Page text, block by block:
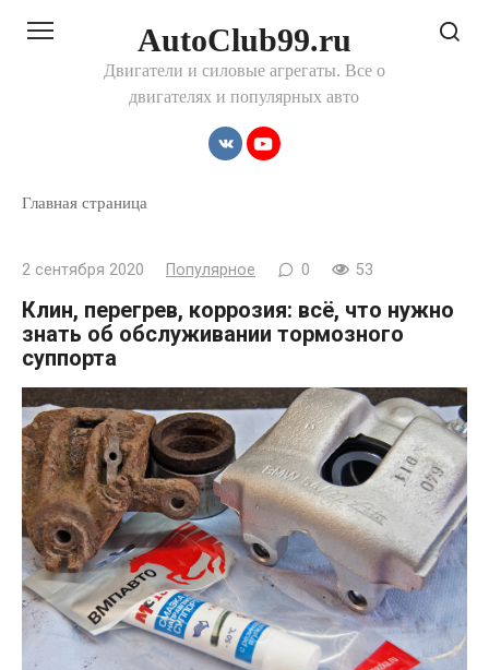
AutoClub99.ru
Двигатели и силовые агрегаты. Все о
двигателях и популярных авто
Главная страница
2 сентября 2020 Популярное 0 53
Клин, перегрев, коррозия: всё, что нужно
знать об обслуживании тормозного
суппорта